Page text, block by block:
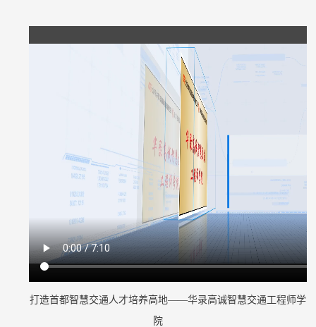
打造首都智慧交通人才培养高地——华录高诚智慧交通工程师学
院